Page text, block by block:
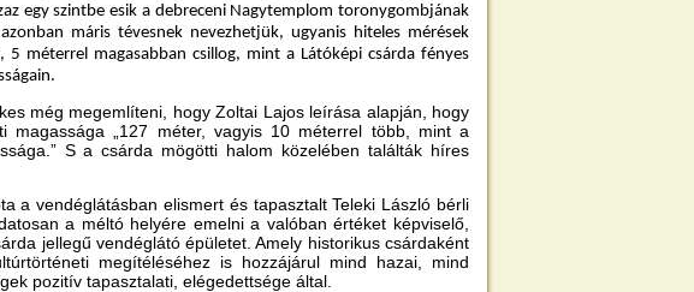
egy szintbe esik a debreceni Nagytemplom toronygombjának
máris tévesnek nevezhetjük, ugyanis hiteles mérések
méterrel magasabban csillog, mint a Látóképi csárda fényes
még megemlíteni, hogy Zoltai Lajos leírása alapján, hogy
„127 méter, vagyis 10 méterrel több, mint a
S a csárda mögötti halom közelében találták híres
a vendéglátásban elismert és tapasztalt Teleki László bérli
a méltó helyére emelni a valóban értéket képviselő,
jellegű vendéglátó épületet. Amely historikus csárdaként
megítéléséhez is hozzájárul mind hazai, mind
pozitív tapasztalati, elégedettsége által.